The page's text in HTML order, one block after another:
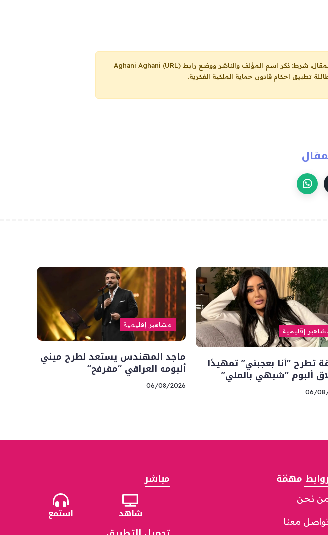
Aghani Aghani (URL)
تطبيق احكام قانون حماية الملكية الفكرية.
إقليمية
تطرح “أنا بعجبني” تمهيدًا
ألبوم “شبهي بالملي”
06/
مشاهير إقليمية
ماجد المهندس يستعد لطرح ميني
ألبومه العراقي “مفرفح”
06/08/2026
روابط مهمّة
من نحن
معنا
مباشر
شاهد استمع